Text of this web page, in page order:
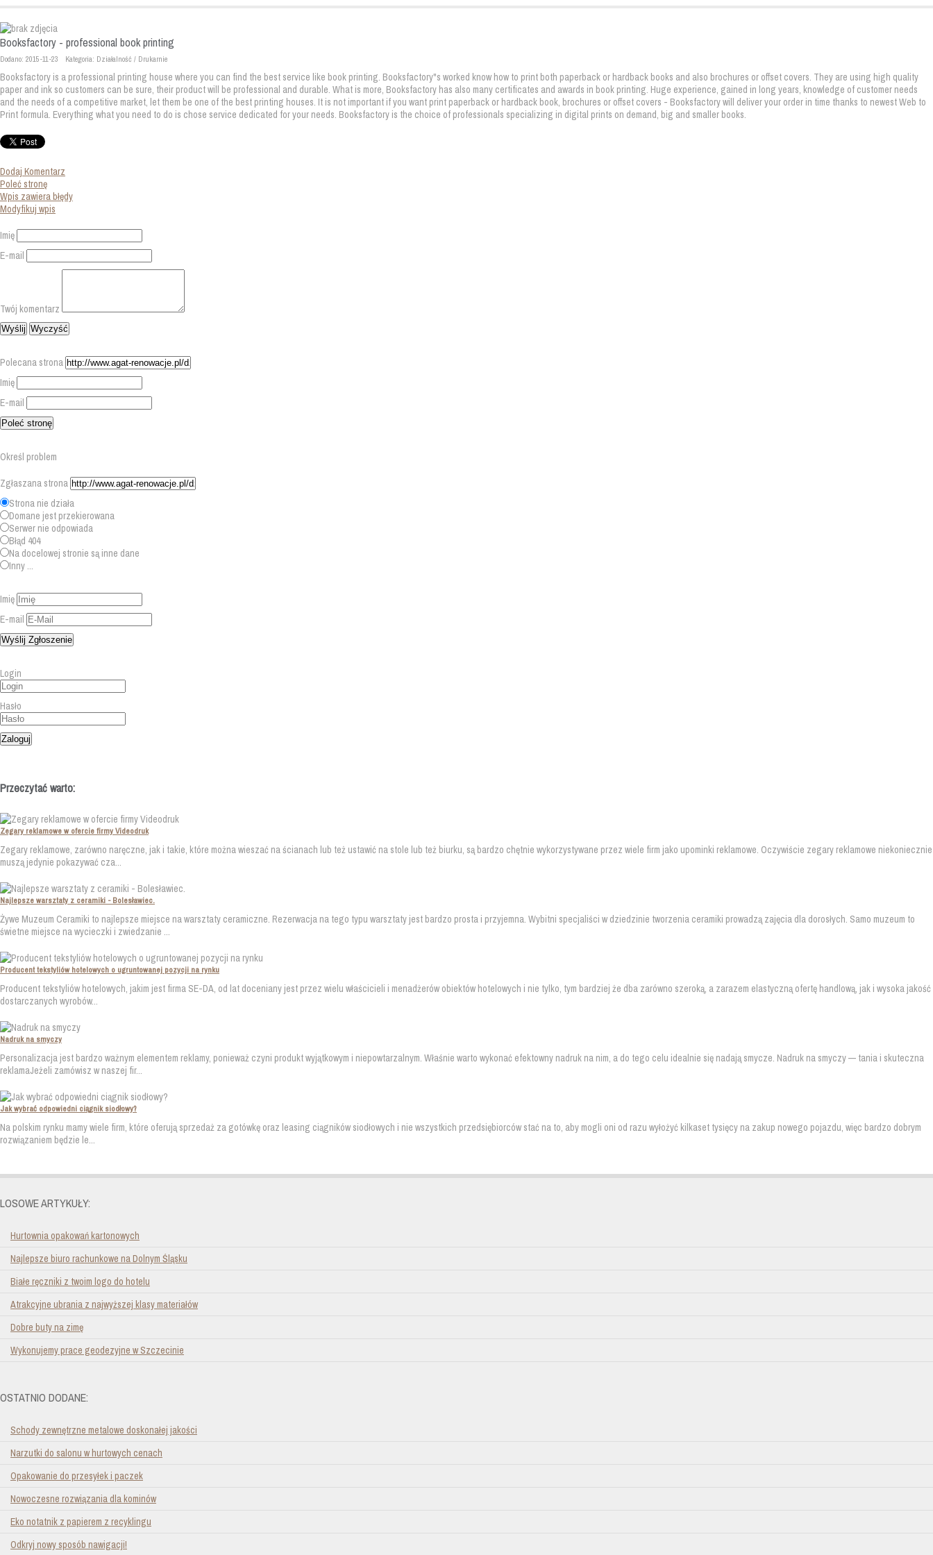
Booksfactory - professional book printing
Dodano: 2015-11-23 Kategoria: Działalność / Drukarnie
Booksfactory is a professional printing house where you can find the best service like book printing. Booksfactory"s worked know how to print both paperback or hardback books and also brochures or offset covers. They are using high quality
paper and ink so customers can be sure, their product will be professional and durable. What is more, Booksfactory has also many certificates and awards in book printing. Huge experience, gained in long years, knowledge of customer needs
and the needs of a competitive market, let them be one of the best printing houses. It is not important if you want print paperback or hardback book, brochures or offset covers - Booksfactory will deliver your order in time thanks to newest Web to
Print formula. Everything what you need to do is chose service dedicated for your needs. Booksfactory is the choice of professionals specializing in digital prints on demand, big and smaller books.
Dodaj Komentarz
Poleć stronę
Wpis zawiera błędy
Modyfikuj wpis
Imię
E-mail
Twój komentarz
Polecana strona
Imię
E-mail
Określ problem
Zgłaszana strona
Strona nie działa
Domane jest przekierowana
Serwer nie odpowiada
Błąd 404
Na docelowej stronie są inne dane
Inny ...
Imię
E-mail
Login
Hasło
Przeczytać warto:
Zegary reklamowe w ofercie firmy Videodruk
Zegary reklamowe, zarówno naręczne, jak i takie, które można wieszać na ścianach lub też ustawić na stole lub też biurku, są bardzo chętnie wykorzystywane przez wiele firm jako upominki reklamowe. Oczywiście zegary reklamowe niekoniecznie
muszą jedynie pokazywać cza...
Najlepsze warsztaty z ceramiki - Bolesławiec.
Żywe Muzeum Ceramiki to najlepsze miejsce na warsztaty ceramiczne. Rezerwacja na tego typu warsztaty jest bardzo prosta i przyjemna. Wybitni specjaliści w dziedzinie tworzenia ceramiki prowadzą zajęcia dla dorosłych. Samo muzeum to
świetne miejsce na wycieczki i zwiedzanie ...
Producent tekstyliów hotelowych o ugruntowanej pozycji na rynku
Producent tekstyliów hotelowych, jakim jest firma SE-DA, od lat doceniany jest przez wielu właścicieli i menadżerów obiektów hotelowych i nie tylko, tym bardziej że dba zarówno szeroką, a zarazem elastyczną ofertę handlową, jak i wysoka jakość
dostarczanych wyrobów...
Nadruk na smyczy
Personalizacja jest bardzo ważnym elementem reklamy, ponieważ czyni produkt wyjątkowym i niepowtarzalnym. Właśnie warto wykonać efektowny nadruk na nim, a do tego celu idealnie się nadają smycze. Nadruk na smyczy — tania i skuteczna
reklamaJeżeli zamówisz w naszej fir...
Jak wybrać odpowiedni ciągnik siodłowy?
Na polskim rynku mamy wiele firm, które oferują sprzedaż za gotówkę oraz leasing ciągników siodłowych i nie wszystkich przedsiębiorców stać na to, aby mogli oni od razu wyłożyć kilkaset tysięcy na zakup nowego pojazdu, więc bardzo dobrym
rozwiązaniem będzie le...
LOSOWE ARTYKUŁY:
Hurtownia opakowań kartonowych
Najlepsze biuro rachunkowe na Dolnym Śląsku
Białe ręczniki z twoim logo do hotelu
Atrakcyjne ubrania z najwyższej klasy materiałów
Dobre buty na zimę
Wykonujemy prace geodezyjne w Szczecinie
OSTATNIO DODANE:
Schody zewnętrzne metalowe doskonałej jakości
Narzutki do salonu w hurtowych cenach
Opakowanie do przesyłek i paczek
Nowoczesne rozwiązania dla kominów
Eko notatnik z papierem z recyklingu
Odkryj nowy sposób nawigacji!